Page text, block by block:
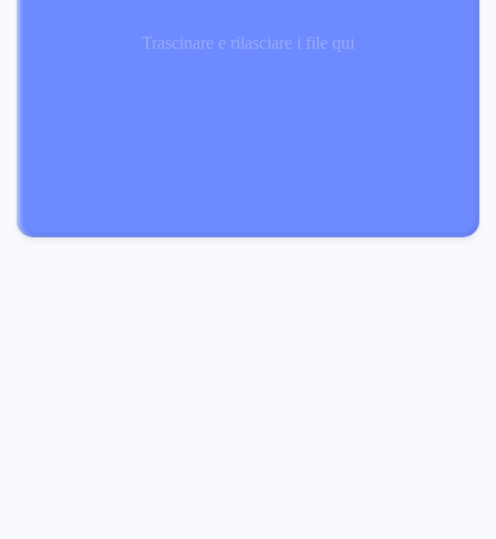
Trascinare e rilasciare i file qui